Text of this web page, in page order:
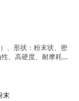
野用途例エネルギ
のプロセスチューブ
スの基材、薄膜太陽
管、航空機用エンジ
ンプ）の外管・発光
密な引き抜き加工に
てだけでなく、高圧
機能し、万が一の破
寄与します。6️⃣ 一般
料、導電性フィラ
（目安） 特徴 高
薬品性、高流動性
、形状：粉末状、密
、高硬度、耐摩耗
材料補強材、3Dプリ
け密閉容器で保管、
末